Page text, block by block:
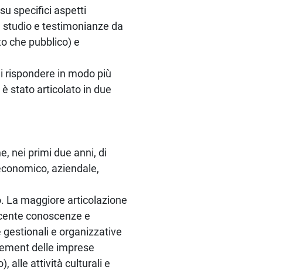
specifici aspetti
e testimonianze da
che pubblico) e
in modo più
stato articolato in due
nei primi due anni, di
aziendale,
La maggiore articolazione
conoscenze e
e organizzative
delle imprese
alle attività culturali e